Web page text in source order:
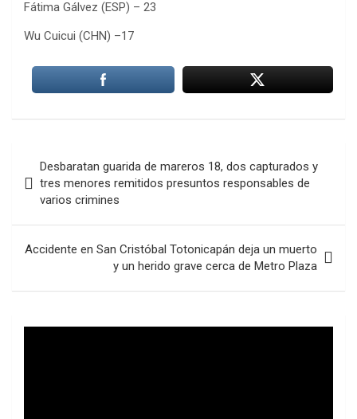
Fátima Gálvez (ESP) – 23
Wu Cuicui (CHN) –17
de
entradas
Desbaratan guarida de mareros 18, dos capturados y
tres menores remitidos presuntos responsables de
varios crimines
Accidente en San Cristóbal Totonicapán deja un muerto
y un herido grave cerca de Metro Plaza